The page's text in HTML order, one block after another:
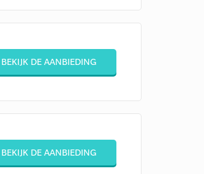
BEKIJK DE AANBIEDING
BEKIJK DE AANBIEDING